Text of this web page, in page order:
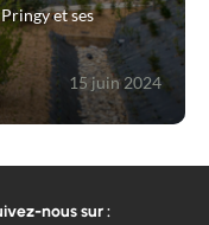
et ses
15 juin 2024
nous sur :